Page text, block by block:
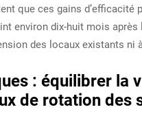
que ces gains
environ dix-huit mois
des locaux existants ni
: équilibrer la
de rotation des